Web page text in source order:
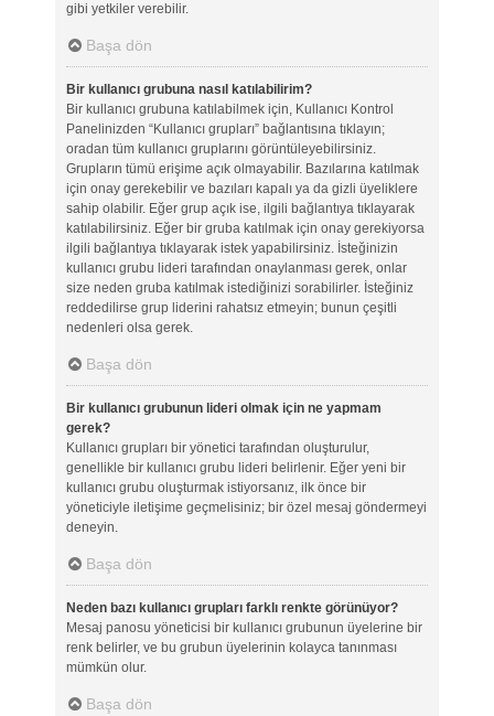
gibi yetkiler verebilir.
Başa dön
Bir kullanıcı grubuna nasıl katılabilirim?
Bir kullanıcı grubuna katılabilmek için, Kullanıcı Kontrol
Panelinizden “Kullanıcı grupları” bağlantısına tıklayın;
oradan tüm kullanıcı gruplarını görüntüleyebilirsiniz.
Grupların tümü erişime açık olmayabilir. Bazılarına katılmak
için onay gerekebilir ve bazıları kapalı ya da gizli üyeliklere
sahip olabilir. Eğer grup açık ise, ilgili bağlantıya tıklayarak
katılabilirsiniz. Eğer bir gruba katılmak için onay gerekiyorsa
ilgili bağlantıya tıklayarak istek yapabilirsiniz. İsteğinizin
kullanıcı grubu lideri tarafından onaylanması gerek, onlar
size neden gruba katılmak istediğinizi sorabilirler. İsteğiniz
reddedilirse grup liderini rahatsız etmeyin; bunun çeşitli
nedenleri olsa gerek.
Başa dön
Bir kullanıcı grubunun lideri olmak için ne yapmam
gerek?
Kullanıcı grupları bir yönetici tarafından oluşturulur,
genellikle bir kullanıcı grubu lideri belirlenir. Eğer yeni bir
kullanıcı grubu oluşturmak istiyorsanız, ilk önce bir
yöneticiyle iletişime geçmelisiniz; bir özel mesaj göndermeyi
deneyin.
Başa dön
Neden bazı kullanıcı grupları farklı renkte görünüyor?
Mesaj panosu yöneticisi bir kullanıcı grubunun üyelerine bir
renk belirler, ve bu grubun üyelerinin kolayca tanınması
mümkün olur.
Başa dön